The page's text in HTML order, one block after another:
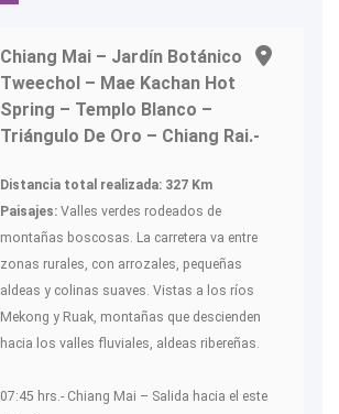
Chiang Mai – Jardín Botánico
Tweechol – Mae Kachan Hot
Spring – Templo Blanco –
Triángulo De Oro – Chiang Rai.-
Distancia total realizada: 327 Km
Paisajes: Valles verdes rodeados de
montañas boscosas. La carretera va entre
zonas rurales, con arrozales, pequeñas
aldeas y colinas suaves. Vistas a los ríos
Mekong y Ruak, montañas que descienden
hacia los valles fluviales, aldeas ribereñas.
07:45 hrs.- Chiang Mai – Salida hacia el este